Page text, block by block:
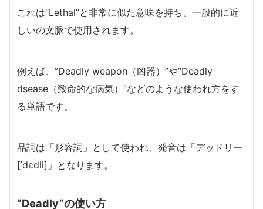
これは”Lethal”と非常に似た意味を持ち、一般的に近
しいの文脈で使用されます。
例えば、”Deadly weapon（凶器）”や”Deadly
dsease（致命的な病気）”などのような使われ方をす
る単語です。
品詞は「形容詞」として使われ、発音は「デッドリー
[ˈdɛdli]」となります。
“Deadly”の使い方